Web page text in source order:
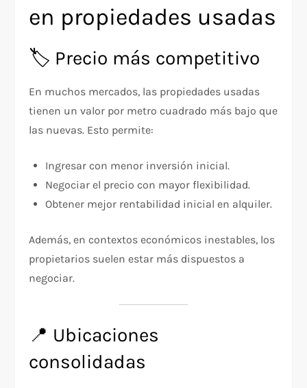
en propiedades usadas
🏷️ Precio más competitivo
En muchos mercados, las propiedades usadas
tienen un valor por metro cuadrado más bajo que
las nuevas. Esto permite:
Ingresar con menor inversión inicial.
Negociar el precio con mayor flexibilidad.
Obtener mejor rentabilidad inicial en alquiler.
Además, en contextos económicos inestables, los
propietarios suelen estar más dispuestos a
negociar.
📍 Ubicaciones
consolidadas